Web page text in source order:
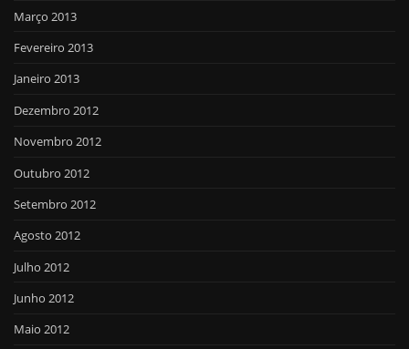
Março 2013
Fevereiro 2013
Janeiro 2013
Dezembro 2012
Novembro 2012
Outubro 2012
Setembro 2012
Agosto 2012
Julho 2012
Junho 2012
Maio 2012